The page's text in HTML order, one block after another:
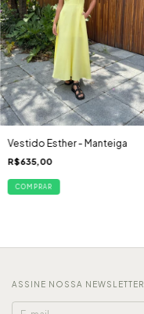
Vestido Esther - Manteiga
R$635,00
COMPRAR
ASSINE NOSSA NEWSLETTER